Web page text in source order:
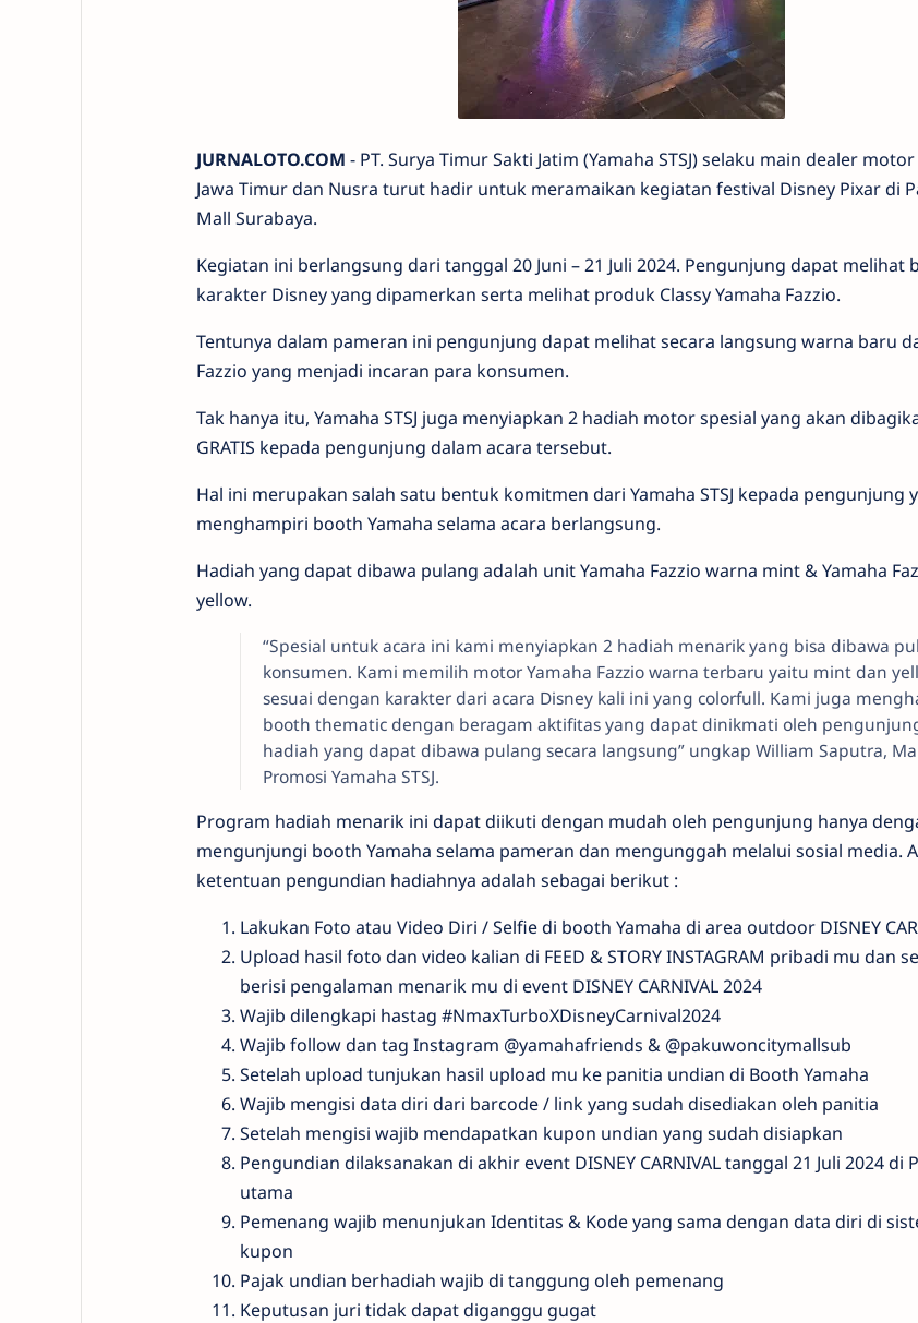
JURNALOTO.COM - PT. Surya Timur Sakti Jatim (Yamaha STSJ) selaku main dealer
Jawa Timur dan Nusra turut hadir untuk meramaikan kegiatan festival Disney Pixar di
Mall Surabaya.
Kegiatan ini berlangsung dari tanggal 20 Juni – 21 Juli 2024. Pengunjung dapat melihat
karakter Disney yang dipamerkan serta melihat produk Classy Yamaha Fazzio.
Tentunya dalam pameran ini pengunjung dapat melihat secara langsung warna baru
Fazzio yang menjadi incaran para konsumen.
Tak hanya itu, Yamaha STSJ juga menyiapkan 2 hadiah motor spesial yang akan
GRATIS kepada pengunjung dalam acara tersebut.
Hal ini merupakan salah satu bentuk komitmen dari Yamaha STSJ kepada pengunjung
menghampiri booth Yamaha selama acara berlangsung.
Hadiah yang dapat dibawa pulang adalah unit Yamaha Fazzio warna mint & Yamaha
yellow.
“Spesial untuk acara ini kami menyiapkan 2 hadiah menarik yang bisa dibawa
konsumen. Kami memilih motor Yamaha Fazzio warna terbaru yaitu mint dan
sesuai dengan karakter dari acara Disney kali ini yang colorfull. Kami juga
booth thematic dengan beragam aktifitas yang dapat dinikmati oleh
hadiah yang dapat dibawa pulang secara langsung” ungkap William Saputra,
Promosi Yamaha STSJ.
Program hadiah menarik ini dapat diikuti dengan mudah oleh pengunjung hanya
mengunjungi booth Yamaha selama pameran dan mengunggah melalui sosial media.
ketentuan pengundian hadiahnya adalah sebagai berikut :
Lakukan Foto atau Video Diri / Selfie di booth Yamaha di area outdoor DISNEY
Upload hasil foto dan video kalian di FEED & STORY INSTAGRAM pribadi mu dan
berisi pengalaman menarik mu di event DISNEY CARNIVAL 2024
Wajib dilengkapi hastag #NmaxTurboXDisneyCarnival2024
Wajib follow dan tag Instagram @yamahafriends & @pakuwoncitymallsub
Setelah upload tunjukan hasil upload mu ke panitia undian di Booth Yamaha
Wajib mengisi data diri dari barcode / link yang sudah disediakan oleh panitia
Setelah mengisi wajib mendapatkan kupon undian yang sudah disiapkan
Pengundian dilaksanakan di akhir event DISNEY CARNIVAL tanggal 21 Juli 2024 di
utama
Pemenang wajib menunjukan Identitas & Kode yang sama dengan data diri di
kupon
Pajak undian berhadiah wajib di tanggung oleh pemenang
Keputusan juri tidak dapat diganggu gugat